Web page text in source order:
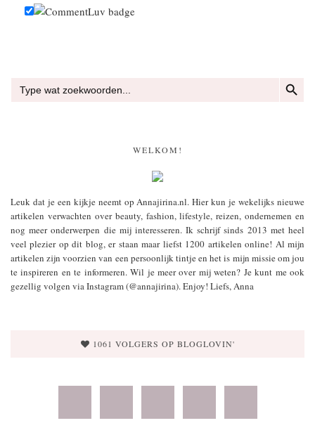
naar:
WELKOM!
Leuk dat je een kijkje neemt op Annajirina.nl. Hier kun je wekelijks nieuwe
artikelen verwachten over beauty, fashion, lifestyle, reizen, ondernemen en
nog meer onderwerpen die mij interesseren. Ik schrijf sinds 2013 met heel
veel plezier op dit blog, er staan maar liefst 1200 artikelen online! Al mijn
artikelen zijn voorzien van een persoonlijk tintje en het is mijn missie om jou
te inspireren en te informeren. Wil je meer over mij weten? Je kunt me ook
gezellig volgen via Instagram (@annajirina). Enjoy! Liefs, Anna
1061 VOLGERS OP BLOGLOVIN'